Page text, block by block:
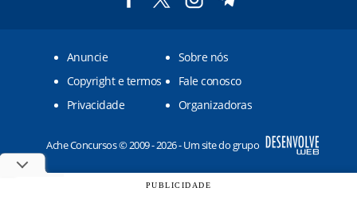
Anuncie
Sobre nós
Copyright e termos
Fale conosco
Privacidade
Organizadoras
Ache Concursos © 2009 - 2026 - Um site do grupo
PUBLICIDADE